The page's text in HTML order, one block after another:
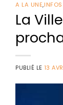
A LA UNE,
La
PUBLIÉ LE 13